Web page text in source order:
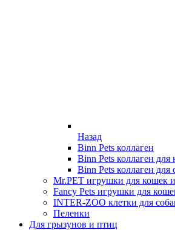
Назад
Binn Pets коллаген
Binn Pets коллаген для
Binn Pets коллаген для
Mr.PET игрушки для кошек
Fancy Pets игрушки для
INTER-ZOO клетки для
Пеленки
Для грызунов и птиц